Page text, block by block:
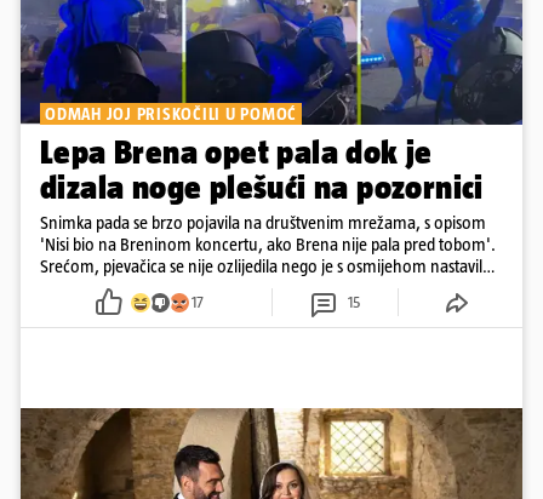
ODMAH JOJ PRISKOČILI U POMOĆ
Lepa Brena opet pala dok je
dizala noge plešući na pozornici
Snimka pada se brzo pojavila na društvenim mrežama, s opisom
'Nisi bio na Breninom koncertu, ako Brena nije pala pred tobom'.
Srećom, pjevačica se nije ozlijedila nego je s osmijehom nastavila
17 15